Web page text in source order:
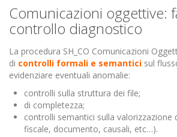
Comunicazioni oggettive:
controllo diagnostico
La procedura SH_CO Comunicazioni
di controlli formali e semantici sul
evidenziare eventuali anomalie:
controlli sulla struttura dei file;
di completezza;
controlli semantici sulla valorizzazione
fiscale, documento, causali, etc…).